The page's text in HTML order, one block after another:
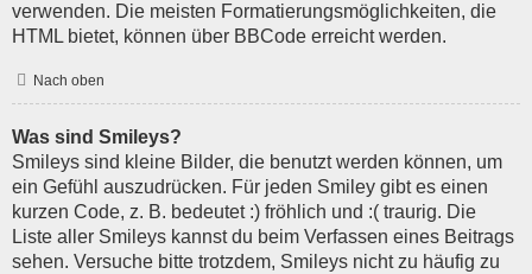
verwenden. Die meisten Formatierungsmöglichkeiten, die
HTML bietet, können über BBCode erreicht werden.
Nach oben
Was sind Smileys?
Smileys sind kleine Bilder, die benutzt werden können, um
ein Gefühl auszudrücken. Für jeden Smiley gibt es einen
kurzen Code, z. B. bedeutet :) fröhlich und :( traurig. Die
Liste aller Smileys kannst du beim Verfassen eines Beitrags
sehen. Versuche bitte trotzdem, Smileys nicht zu häufig zu